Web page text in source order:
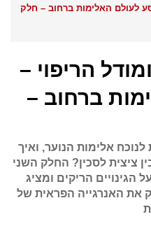
לעולם האלימות ברחוב – חלק
הריפוי –
ברחוב –
אלימות הנוער, ואיך
ציצית לסכין? החלק השני
הגינויים הריקים ומציג
את האנרגייה הפראית של